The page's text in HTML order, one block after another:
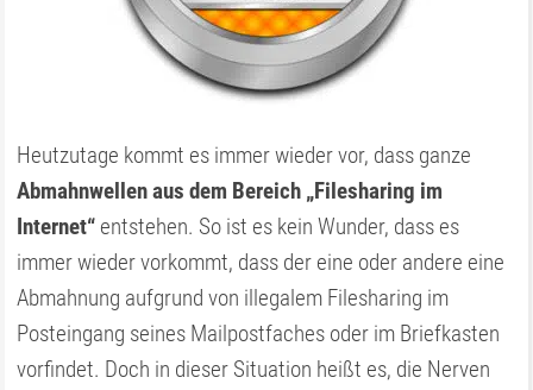
Heutzutage kommt es immer wieder vor, dass ganze
Abmahnwellen aus dem Bereich „Filesharing im
Internet“ entstehen. So ist es kein Wunder, dass es
immer wieder vorkommt, dass der eine oder andere eine
Abmahnung aufgrund von illegalem Filesharing im
Posteingang seines Mailpostfaches oder im Briefkasten
vorfindet. Doch in dieser Situation heißt es, die Nerven